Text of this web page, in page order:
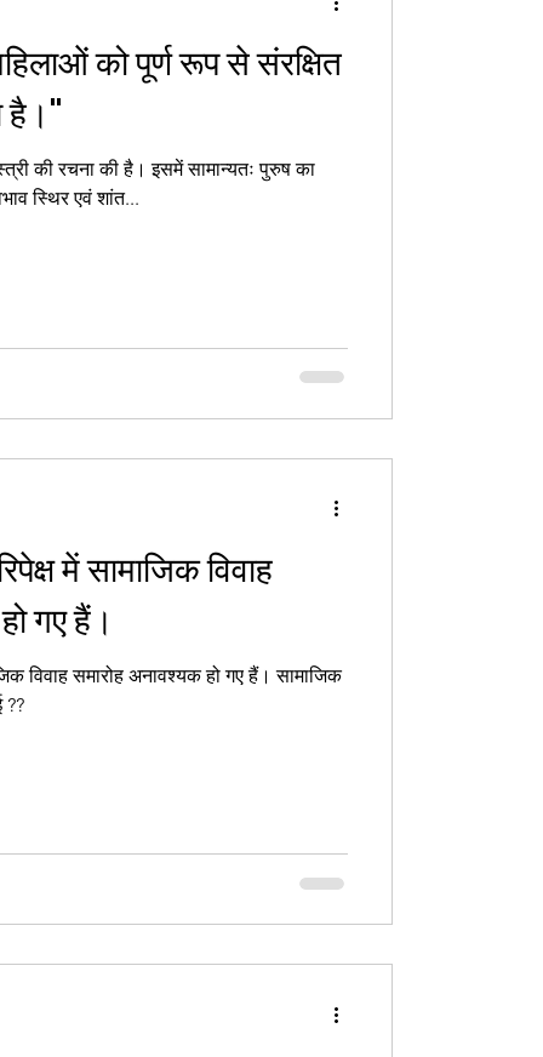
को पूर्ण रूप से संरक्षित
है।"
पुरुष का
स्थिर एवं शांत...
में सामाजिक विवाह
गए हैं।
समारोह अनावश्यक हो गए हैं। सामाजिक
??